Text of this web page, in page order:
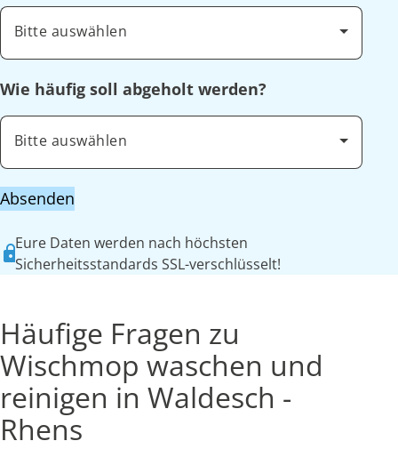
Bitte auswählen
Wie häufig soll abgeholt werden?
Bitte auswählen
Absenden
Eure Daten werden nach höchsten
Sicherheitsstandards SSL-verschlüsselt!
Häufige Fragen zu
Wischmop waschen und
reinigen in Waldesch -
Rhens